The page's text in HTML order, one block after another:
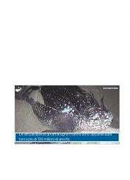
Le attuali specie di tartarughe marine sono apparse sulla
terra più di 100 milioni di anni fa.